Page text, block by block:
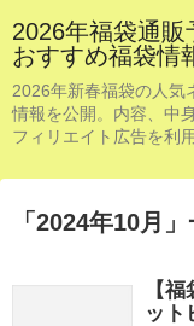
2026年福袋通
おすすめ福袋情
2026年新春福袋の人気
情報を公開。内容、中
フィリエイト広告を利
「 2024年10月 」
【
ット